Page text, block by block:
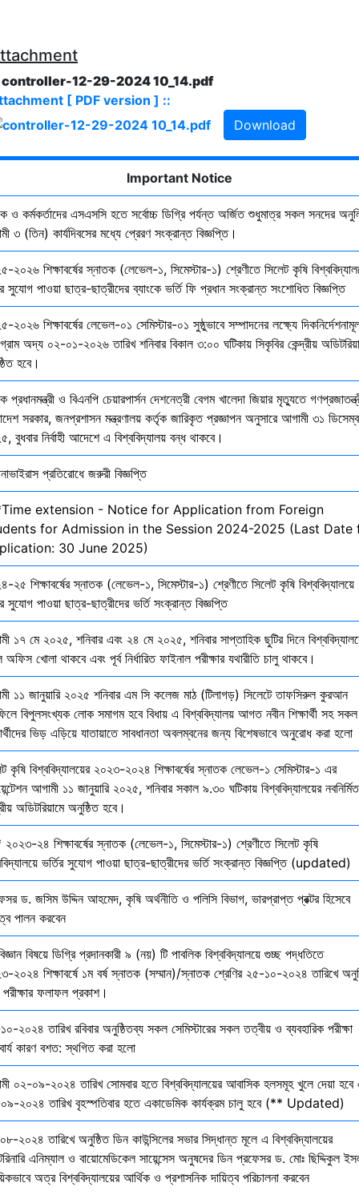
controller-12-29-2024 10_14.pdf
[ PDF version ] ::
Download
Important Notice
ও কর্মকর্তাদের এসএসসি হতে সর্বোচ্চ ডিগ্রি পর্যন্ত অর্জিত শুধুমাত্র সকল সনদের
৩ (তিন) কার্যদিবসের মধ্যে প্রেরণ সংক্রান্ত বিজ্ঞপ্তি।
২০২৬ শিক্ষাবর্ষের স্নাতক (লেভেল-১, সিমেস্টার-১) শ্রেণীতে সিলেট কৃষি
সুযোগ পাওয়া ছাত্র-ছাত্রীদের ব্যাংকে ভর্তি ফি প্রধান সংক্রান্ত সংশোধিত বিজ্ঞপ্তি
২০২৬ শিক্ষাবর্ষের লেভেল-০১ সেমিস্টার-০১ সুষ্ঠুভাবে সম্পাদনের লক্ষ্যে
অদ্য ০২-০১-২০২৬ তারিখ শনিবার বিকাল ৩:০০ ঘটিকায় সিকৃবির কেন্দ্রীয়
হবে।
প্রধানমন্ত্রী ও বিএনপি চেয়ারপার্সন দেশনেত্রী বেগম খালেদা জিয়ার মৃত্যুতে
সরকার, জনপ্রশাসন মন্ত্রণালয় কর্তৃক জারিকৃত প্রজ্ঞাপন অনুসারে আগামী ৩১
বুধবার নির্বাহী আদেশে এ বিশ্ববিদ্যালয় বন্ধ থাকবে।
প্রতিরোধে জরুরী বিজ্ঞপ্তি
extension - Notice for Application from Foreign
for Admission in the Session 2024-2025 (Last Date
30 June 2025)
২৫ শিক্ষাবর্ষের স্নাতক (লেভেল-১, সিমেস্টার-১) শ্রেণীতে সিলেট কৃষি বিশ্ববিদ্যালয়ে
সুযোগ পাওয়া ছাত্র-ছাত্রীদের ভর্তি সংক্রান্ত বিজ্ঞপ্তি
১৭ মে ২০২৫, শনিবার এবং ২৪ মে ২০২৫, শনিবার সাপ্তাহিক ছুটির দিনে
খোলা থাকবে এবং পূর্ব নির্ধারিত ফাইনাল পরীক্ষার যথারীতি চালু থাকবে।
১১ জানুয়ারি ২০২৫ শনিবার এম সি কলেজ মাঠ (টিলাগড়) সিলেটে তাফসিরুল কুরআন
বিপুলসংখ্যক লোক সমাগম হবে বিধায় এ বিশ্ববিদ্যালয় আগত নবীন শিক্ষার্থী সহ সকল
ভিড় এড়িয়ে যাতায়াতে সাবধানতা অবলম্বনের জন্য বিশেষভাবে অনুরোধ করা হলো
কৃষি বিশ্ববিদ্যালয়ের ২০২৩-২০২৪ শিক্ষাবর্ষের স্নাতক লেভেল-১ সেমিস্টার-১ এর
আগামী ১১ জানুয়ারি ২০২৫, শনিবার সকাল ৯.৩০ ঘটিকায় বিশ্ববিদ্যালয়ের নবনির্মিত
অডিটরিয়ামে অনুষ্ঠিত হবে।
২৪ শিক্ষাবর্ষের স্নাতক (লেভেল-১, সিমেস্টার-১) শ্রেণীতে সিলেট কৃষি
ভর্তির সুযোগ পাওয়া ছাত্র-ছাত্রীদের ভর্তি সংক্রান্ত বিজ্ঞপ্তি (updated)
ড. জসিম উদ্দিন আহমেদ, কৃষি অর্থনীতি ও পলিসি বিভাগ, ভারপ্রাপ্ত প্রক্টর হিসেবে
পালন করবেন
বিষয়ে ডিগ্রি প্রদানকারী ৯ (নয়) টি পাবলিক বিশ্ববিদ্যালয়ে গুচ্ছ পদ্ধতিতে
২০২৪ শিক্ষাবর্ষে ১ম বর্ষ স্নাতক (সম্মান)/স্নাতক শ্রেণির ২৫-১০-২০২৪ তারিখে
পরীক্ষার ফলাফল প্রকাশ।
২০২৪ তারিখ রবিবার অনুষ্ঠিতব্য সকল সেমিস্টারের সকল তত্বীয় ও ব্যবহারিক পরীক্ষা
কারণ বশত: স্থগিত করা হলো
০২-০৯-২০২৪ তারিখ সোমবার হতে বিশ্ববিদ্যালয়ের আবাসিক হলসমূহ খুলে দেয়া হবে
২০২৪ তারিখ বৃহস্পতিবার হতে একাডেমিক কার্যক্রম চালু হবে (** Updated)
২০২৪ তারিখে অনুষ্ঠিত ডিন কাউন্সিলের সভার সিদ্ধান্ত মূলে এ বিশ্ববিদ্যালয়ের
এনিম্যাল ও বায়োমেডিকেল সায়েন্সেস অনুষদের ডিন প্রফেসর ড. মোঃ ছিদ্দিকুল
অত্র বিশ্ববিদ্যালয়ের আর্থিক ও প্রশাসনিক দায়িত্ব পরিচালনা করবেন